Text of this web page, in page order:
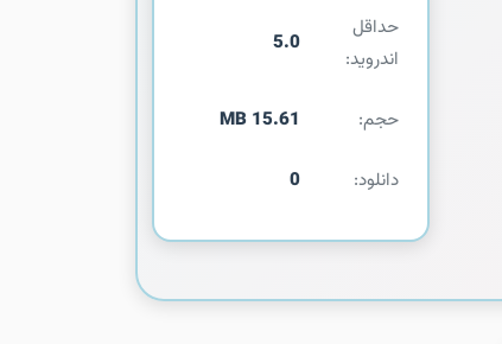
حداقل
اندروید:
5.0
حجم: 15.61 MB
دانلود: 0